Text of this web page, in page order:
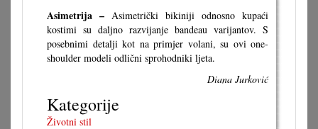
Asimetrija – Asimetrički bikiniji odnosno kupaći
kostimi su daljno razvijanje bandeau varijantov. S
posebnimi detalji kot na primjer volani, su ovi one-
shoulder modeli odlični sprohodniki ljeta.
Diana Jurković
Kategorije
Životni stil